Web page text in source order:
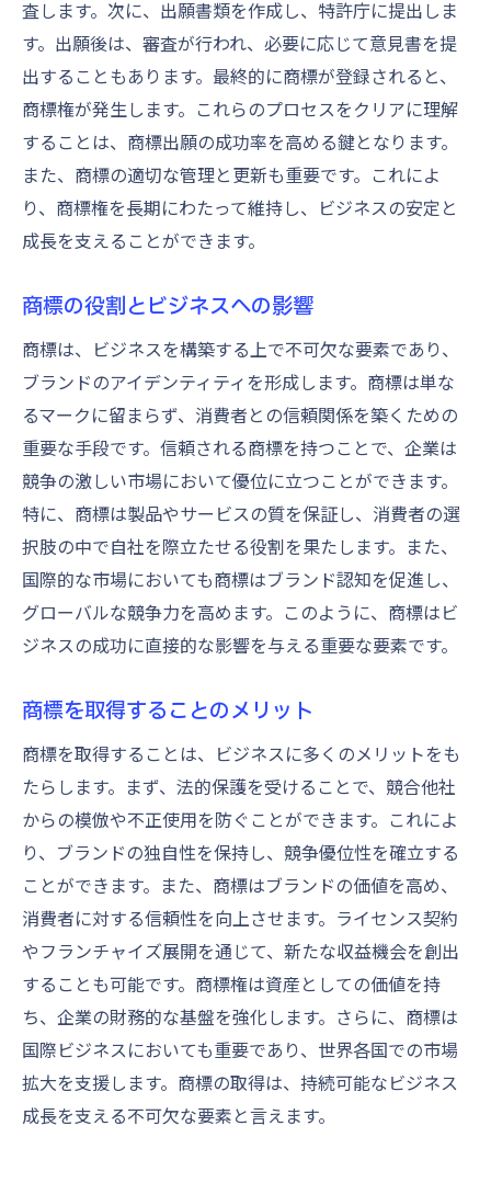
査します。次に、出願書類を作成し、特許庁に提出しま
す。出願後は、審査が行われ、必要に応じて意見書を提
出することもあります。最終的に商標が登録されると、
商標権が発生します。これらのプロセスをクリアに理解
することは、商標出願の成功率を高める鍵となります。
また、商標の適切な管理と更新も重要です。これによ
り、商標権を長期にわたって維持し、ビジネスの安定と
成長を支えることができます。
商標の役割とビジネスへの影響
商標は、ビジネスを構築する上で不可欠な要素であり、
ブランドのアイデンティティを形成します。商標は単な
るマークに留まらず、消費者との信頼関係を築くための
重要な手段です。信頼される商標を持つことで、企業は
競争の激しい市場において優位に立つことができます。
特に、商標は製品やサービスの質を保証し、消費者の選
択肢の中で自社を際立たせる役割を果たします。また、
国際的な市場においても商標はブランド認知を促進し、
グローバルな競争力を高めます。このように、商標はビ
ジネスの成功に直接的な影響を与える重要な要素です。
商標を取得することのメリット
商標を取得することは、ビジネスに多くのメリットをも
たらします。まず、法的保護を受けることで、競合他社
からの模倣や不正使用を防ぐことができます。これによ
り、ブランドの独自性を保持し、競争優位性を確立する
ことができます。また、商標はブランドの価値を高め、
消費者に対する信頼性を向上させます。ライセンス契約
やフランチャイズ展開を通じて、新たな収益機会を創出
することも可能です。商標権は資産としての価値を持
ち、企業の財務的な基盤を強化します。さらに、商標は
国際ビジネスにおいても重要であり、世界各国での市場
拡大を支援します。商標の取得は、持続可能なビジネス
成長を支える不可欠な要素と言えます。